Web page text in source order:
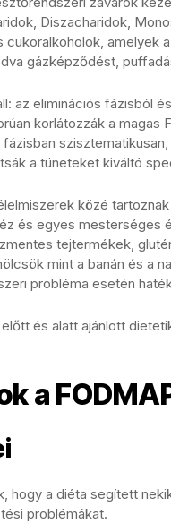
Diszacharidok,
cukoralkoholok,
gázképződést,
az eliminációs fázisból
korlátozzák a
a tüneteket kiváltó
közé
és egyes mesterséges
tejtermékek,
mint a banán és a
probléma esetén
és alatt ajánlott
a
hogy a diéta segített
problémákat.